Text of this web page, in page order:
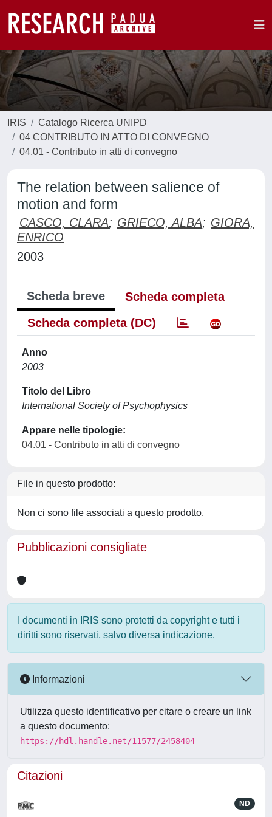
IRIS
Catalogo Ricerca UNIPD
04 CONTRIBUTO IN ATTO DI CONVEGNO
04.01 - Contributo in atti di convegno
The relation between salience of
motion and form
CASCO, CLARA; GRIECO, ALBA; GIORA,
ENRICO
2003
Scheda breve
Scheda completa
Scheda completa (DC)
Anno
2003
Titolo del Libro
International Society of Psychophysics
Appare nelle tipologie:
04.01 - Contributo in atti di convegno
File in questo prodotto:
Non ci sono file associati a questo prodotto.
Pubblicazioni consigliate
I documenti in IRIS sono protetti da copyright e tutti i
diritti sono riservati, salvo diversa indicazione.
Informazioni
Utilizza questo identificativo per citare o creare un link
a questo documento:
https://hdl.handle.net/11577/2458404
Citazioni
ND